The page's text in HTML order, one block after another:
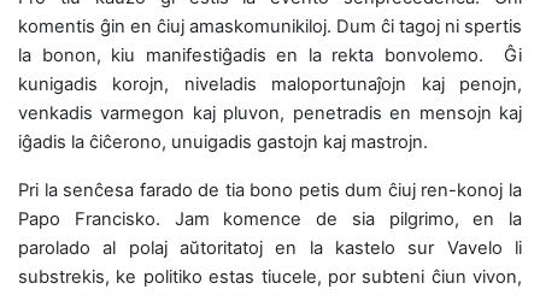
komentis ĝin en ĉiuj amaskomunikiloj. Dum ĉi tagoj ni spertis
la bonon, kiu manifestiĝadis en la rekta bonvolemo. Ĝi
kunigadis korojn, niveladis maloportunaĵojn kaj penojn,
venkadis varmegon kaj pluvon, penetradis en mensojn kaj
iĝadis la ĉiĉerono, unuigadis gastojn kaj mastrojn.
Pri la senĉesa farado de tia bono petis dum ĉiuj ren-konoj la
Papo Francisko. Jam komence de sia pilgrimo, en la
parolado al polaj aŭtoritatoj en la kastelo sur Vavelo li
substrekis, ke politiko estas tiucele, por subteni ĉiun vivon,